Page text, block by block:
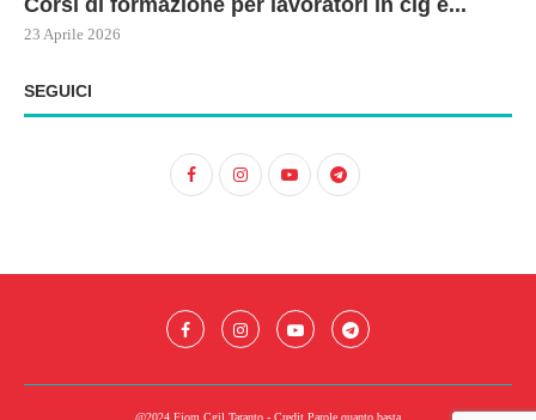
23 Aprile 2026
SEGUICI
@2024 Fiom Cgil Taranto - Credit Parole quanto basta